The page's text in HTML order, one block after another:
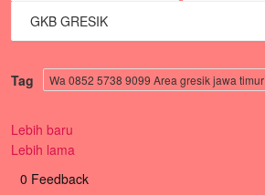
GKB GRESIK
Tag Wa 0852 5738 9099 Area gresik jawa timur
Lebih baru
Lebih lama
0 Feedback